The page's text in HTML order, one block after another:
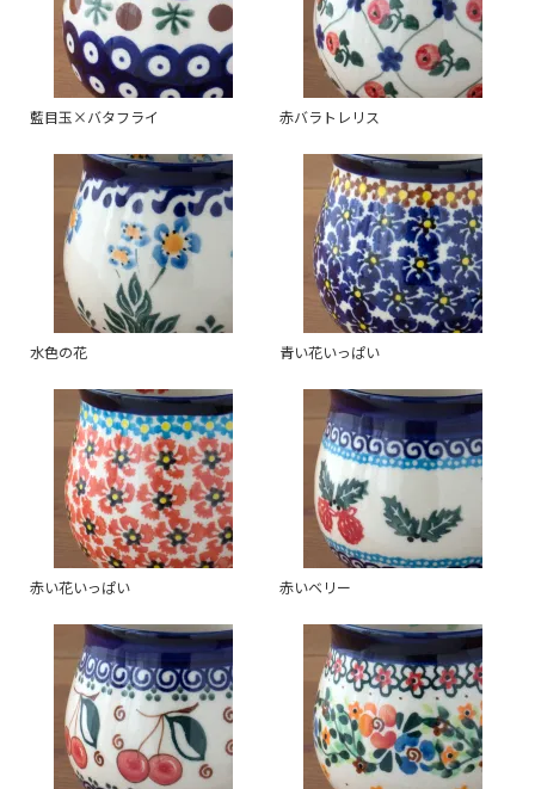
藍目玉×バタフライ 赤バラトレリス
水色の花 青い花いっぱい
赤い花いっぱい 赤いベリー